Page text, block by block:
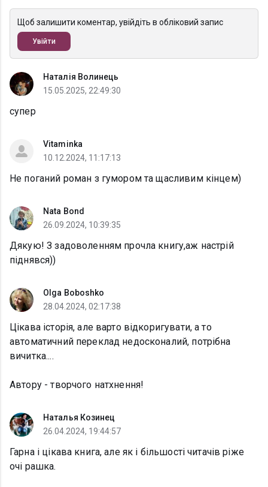
Щоб залишити коментар, увійдіть в обліковий запис
Увійти
Наталія Волинець
15.05.2025, 22:49:30
супер
Vitaminka
10.12.2024, 11:17:13
Не поганий роман з гумором та щасливим кінцем)
Nata Bond
26.09.2024, 10:39:35
Дякую! З задоволенням прочла книгу,аж настрій
піднявся))
Olga Boboshko
28.04.2024, 02:17:38
Цікава історія, але варто відкоригувати, а то
автоматичний переклад недосконалий, потрібна
вичитка....
Автору - творчого натхнення!
Наталья Козинец
26.04.2024, 19:44:57
Гарна і цікава книга, але як і більшості читачів ріже
очі рашка.